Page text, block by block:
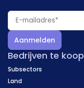
Aanmelden
Bedrijven te koop
Subsectors
Land